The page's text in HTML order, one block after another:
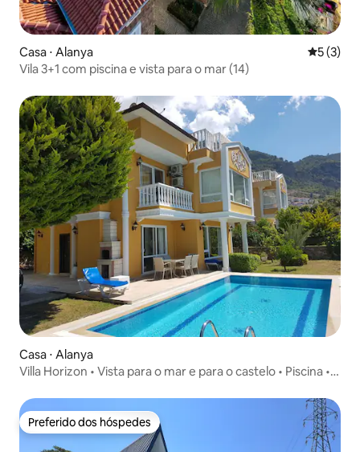
Casa ⋅ Alanya 5 de
5 (3)
Vila 3+1 com piscina e vista para o mar (14)
Casa ⋅ Alanya
Villa Horizon • Vista para o mar e para o castelo • Piscina •
Preferido dos hóspedes
Preferido dos hóspedes